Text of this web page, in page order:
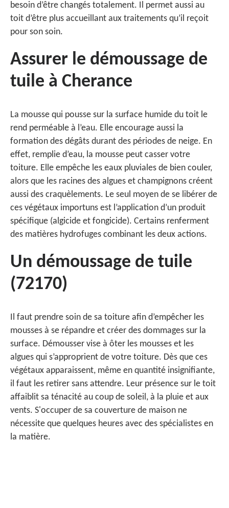
besoin d’être changés totalement. Il permet aussi au
toit d’être plus accueillant aux traitements qu’il reçoit
pour son soin.
Assurer le démoussage de
tuile à Cherance
La mousse qui pousse sur la surface humide du toit le
rend perméable à l’eau. Elle encourage aussi la
formation des dégâts durant des périodes de neige. En
effet, remplie d’eau, la mousse peut casser votre
toiture. Elle empêche les eaux pluviales de bien couler,
alors que les racines des algues et champignons créent
aussi des craquèlements. Le seul moyen de se libérer de
ces végétaux importuns est l’application d’un produit
spécifique (algicide et fongicide). Certains renferment
des matières hydrofuges combinant les deux actions.
Un démoussage de tuile
(72170)
Il faut prendre soin de sa toiture afin d’empêcher les
mousses à se répandre et créer des dommages sur la
surface. Démousser vise à ôter les mousses et les
algues qui s’approprient de votre toiture. Dès que ces
végétaux apparaissent, même en quantité insignifiante,
il faut les retirer sans attendre. Leur présence sur le toit
affaiblit sa ténacité au coup de soleil, à la pluie et aux
vents. S'occuper de sa couverture de maison ne
nécessite que quelques heures avec des spécialistes en
la matière.